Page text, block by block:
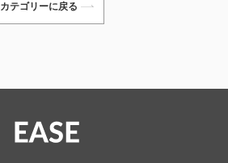
カテゴリーに戻る